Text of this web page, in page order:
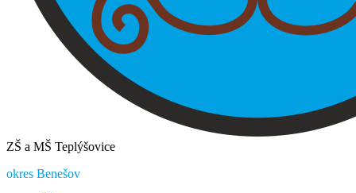
ZŠ a MŠ Teplýšovice
okres Benešov